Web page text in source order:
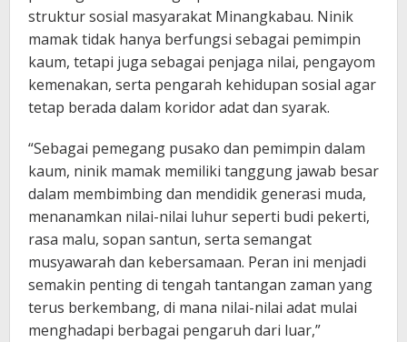
struktur sosial masyarakat Minangkabau. Ninik
mamak tidak hanya berfungsi sebagai pemimpin
kaum, tetapi juga sebagai penjaga nilai, pengayom
kemenakan, serta pengarah kehidupan sosial agar
tetap berada dalam koridor adat dan syarak.
“Sebagai pemegang pusako dan pemimpin dalam
kaum, ninik mamak memiliki tanggung jawab besar
dalam membimbing dan mendidik generasi muda,
menanamkan nilai-nilai luhur seperti budi pekerti,
rasa malu, sopan santun, serta semangat
musyawarah dan kebersamaan. Peran ini menjadi
semakin penting di tengah tantangan zaman yang
terus berkembang, di mana nilai-nilai adat mulai
menghadapi berbagai pengaruh dari luar,”